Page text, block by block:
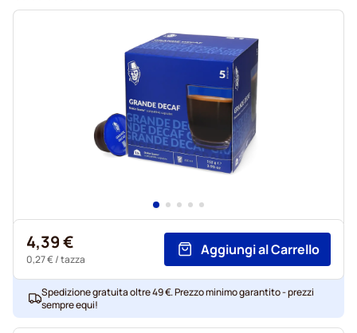
4,39 €
0,27 €/ tazza
Aggiungi al Carrello
Spedizione gratuita oltre 49 €. Prezzo minimo garantito - prezzi
sempre equi!